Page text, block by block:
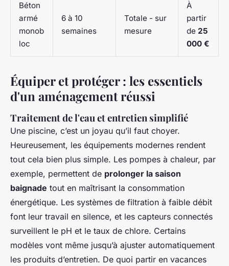
Béton
armé
monob
loc
6 à 10
semaines
Totale - sur
mesure
À
partir
de 25
000 €
Équiper et protéger : les essentiels
d'un aménagement réussi
Traitement de l'eau et entretien simplifié
Une piscine, c’est un joyau qu’il faut choyer.
Heureusement, les équipements modernes rendent
tout cela bien plus simple. Les pompes à chaleur, par
exemple, permettent de prolonger la saison
baignade tout en maîtrisant la consommation
énergétique. Les systèmes de filtration à faible débit
font leur travail en silence, et les capteurs connectés
surveillent le pH et le taux de chlore. Certains
modèles vont même jusqu’à ajuster automatiquement
les produits d’entretien. De quoi partir en vacances